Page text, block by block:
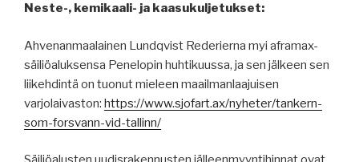
Neste-, kemikaali- ja kaasukuljetukset:
Ahvenanmaalainen Lundqvist Rederierna myi aframax-
säiliöaluksensa Penelopin huhtikuussa, ja sen jälkeen sen
liikehdintä on tuonut mieleen maailmanlaajuisen
varjolaivaston: https://www.sjofart.ax/nyheter/tankern-
som-forsvann-vid-tallinn/